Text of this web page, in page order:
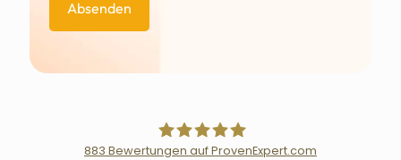
883 Bewertungen auf ProvenExpert.com